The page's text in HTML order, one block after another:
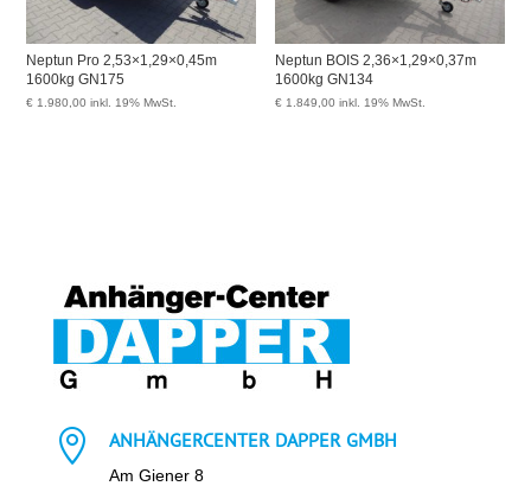
Neptun Pro 2,53×1,29×0,45m
1600kg GN175
€ 1.980,00 inkl. 19% MwSt.
Neptun BOIS 2,36×1,29×0,37m
1600kg GN134
€ 1.849,00 inkl. 19% MwSt.
 ANHÄNGERCENTER DAPPER GMBH
Am Giener 8